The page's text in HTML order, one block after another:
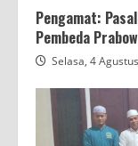
Pengamat:
Pembeda
Selasa, 4